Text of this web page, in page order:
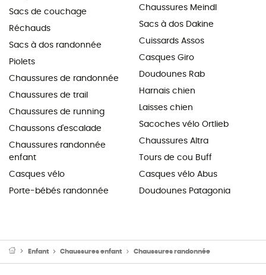
Sacs de couchage
Réchauds
Sacs à dos randonnée
Piolets
Chaussures de randonnée
Chaussures de trail
Chaussures de running
Chaussons d'escalade
Chaussures randonnée
enfant
Casques vélo
Porte-bébés randonnée
Chaussures Meindl
Sacs à dos Dakine
Cuissards Assos
Casques Giro
Doudounes Rab
Harnais chien
Laisses chien
Sacoches vélo Ortlieb
Chaussures Altra
Tours de cou Buff
Casques vélo Abus
Doudounes Patagonia
Enfant Chaussures enfant Chaussures randonnée